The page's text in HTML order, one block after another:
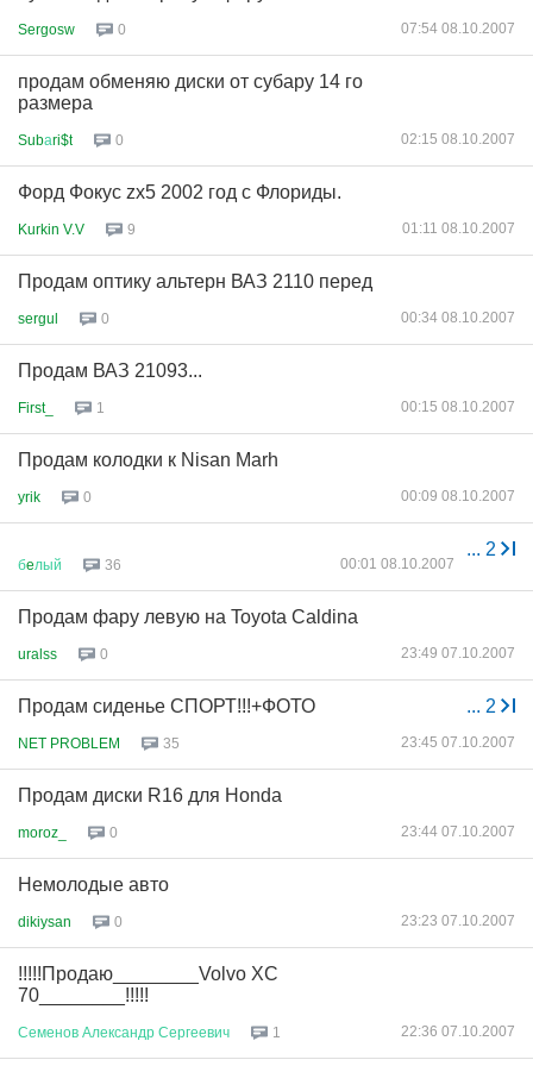
Sergosw 0 07:54 08.10.2007
продам обменяю диски от субару 14 го
размера
Subаri$t 0 02:15 08.10.2007
Форд Фокус zx5 2002 год с Флориды.
Kurkin V.V 9 01:11 08.10.2007
Продам оптику альтерн ВАЗ 2110 перед
sergul 0 00:34 08.10.2007
Продам ВАЗ 21093...
First_ 1 00:15 08.10.2007
Продам колодки к Nisan Marh
yrik 0 00:09 08.10.2007
... 2
бeлый 36 00:01 08.10.2007
Продам фару левую на Toyota Caldina
uralss 0 23:49 07.10.2007
... 2
Продам сиденье СПОРТ!!!+ФОТО
NET PROBLEM 35 23:45 07.10.2007
Продам диски R16 для Honda
moroz_ 0 23:44 07.10.2007
Немолодые авто
dikiysan 0 23:23 07.10.2007
!!!!!Продаю________Volvo XC
70________!!!!!
Семенов Александр Сергеевич 1 22:36 07.10.2007